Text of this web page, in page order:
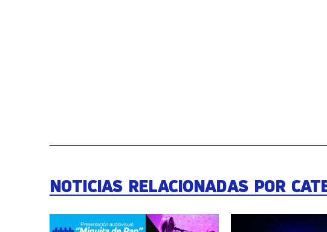
NOTICIAS RELACIONADAS POR